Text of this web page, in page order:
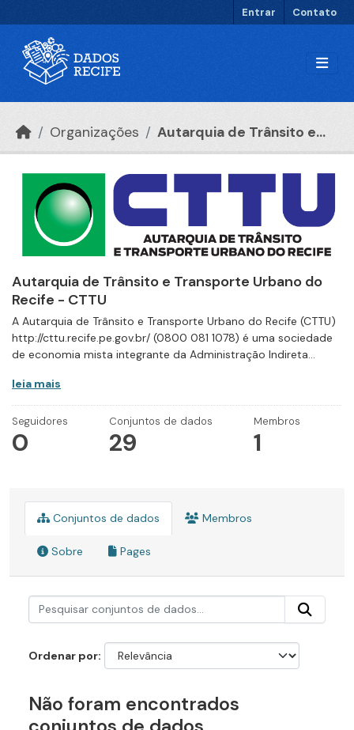
Entrar Contato
Organizações Autarquia de Trânsito e...
Autarquia de Trânsito e Transporte Urbano do
Recife - CTTU
A Autarquia de Trânsito e Transporte Urbano do Recife (CTTU)
http://cttu.recife.pe.gov.br/ (0800 081 1078) é uma sociedade
de economia mista integrante da Administração Indireta...
leia mais
Seguidores
0
Conjuntos de dados
29
Membros
1
Conjuntos de dados Membros
Sobre Pages
Ordenar por
Não foram encontrados